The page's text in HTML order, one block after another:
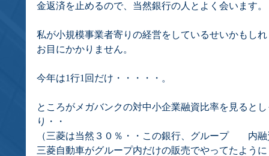
金返済を止めるので、当然銀行の人とよく会います。
私が小規模事業者寄りの経営をしているせいかもし
お目にかかりません。
今年は1行1回だけ・・・・・。
ところがメガバンクの対中小企業融資比率を見ると
り・・
（三菱は当然３０％・・この銀行、グループ　　内
三菱自動車がグループ内だけの販売でやってたよう